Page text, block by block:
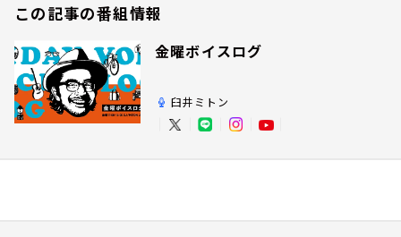
この記事の番組情報
金曜ボイスログ
臼井ミトン